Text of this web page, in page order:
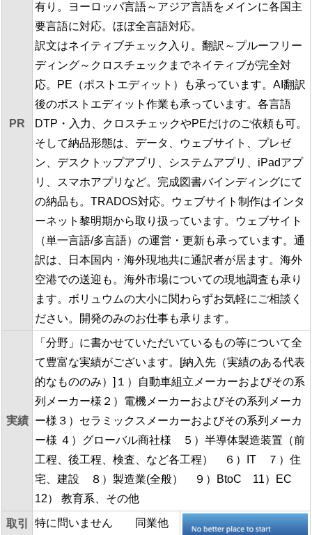
PR
有り。ヨーロッパ言語～アジア言語をメインに各国主
要言語に対応。ほぼ全言語対応。
訳文はネイティブチェック入り。翻訳～プルーフリー
ディング～クロスチェックまでネイティブが完全対
応。PE（ポストエディット）も承っています。AI翻訳
後のポストエディット作業も承っています。各言語
DTP・入力、クロスチェックやPEだけのご依頼も可。
そして納品形態は、データ、ウェブサイト、プレゼ
ン、デスクトップアプリ、システムアプリ、iPadアプ
リ、スマホアプリなど。完成図書バインディングにて
の納品も。TRADOS対応。ウェブサイト制作はインタ
ーネット黎明期から取り扱っています。ウェブサイト
（単一言語/多言語）の運営・更新も承っています。通
訳は、日本国内・海外現地共に通訳者が居ます。海外
空港での送迎も。海外市場についての現地調査も承り
ます。ボリュウムの大小に関わらずお気軽にご相談く
ださい。開発のみのお仕事も承ります。
実績
「分野」に書かせていただいているもの等について全
て豊富な実績がございます。[納入先（実績のある代表
的なもののみ）]１）自動車組立メーカーおよびその系
列メーカー様２）電機メーカーおよびその系列メーカ
ー様３）セラミックスメーカーおよびその系列メーカ
ー様 ４）グローバル商社様 ５）半導体製造装置（前
工程、後工程、検査、など各工程） ６）IT ７）住
宅、建設 ８）製造業(全般） ９）BtoC 11）EC
12） 教育系、その他
取引
特に問いません 同業他